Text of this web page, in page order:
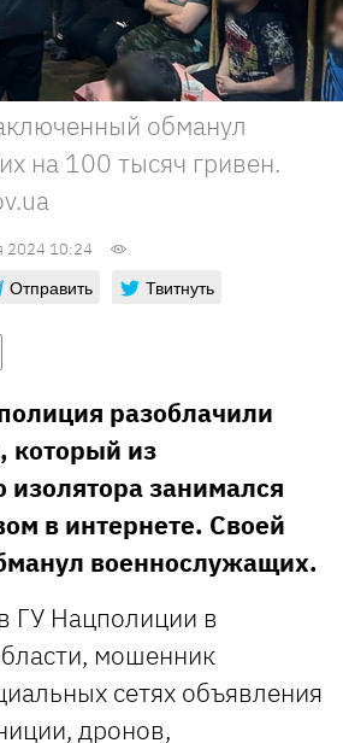
обманул
на 100 тысяч гривен.
2024 10:24
Отправить Твитнуть
разоблачили
который из
изолятора занимался
в интернете. Своей
военнослужащих.
ГУ Нацполиции в
мошенник
сетях объявления
дронов,